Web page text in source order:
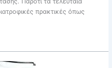
πρακτικές όπως